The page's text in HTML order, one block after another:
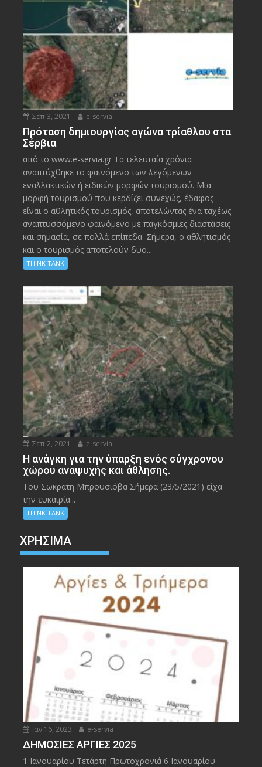
Σεπ 3, 2021 e-servia
Πρόταση δημιουργίας αγώνα τρίαθλου στα
Σέρβια
από το www.e-servia.gr Τα τελευταία χρόνια
αναπτύχθηκε το φαινόμενο των λεγόμενων
εναλλακτικών ή ειδικών μορφών τουρισμού. Μια
μορφή τουρισμού που κερδίζει συνεχώς, έδαφος
είναι ο αθλητικός τουρισμός, αποτελώντας ένα ταχέως
αναπτυσσόμενο φαινόμενο με παγκόσμιες διαστάσεις
και σημασία, σε πολλά επίπεδα. Σήμερα, ο αθλητισμός
και ο τουρισμός αποτελούν δύο...
THINK TANK
Σεπ 2, 2021 e-servia
Η ανάγκη για την ύπαρξη ενός σύγχρονου
χώρου αναψυχής και άθλησης.
Του Σωκράτη Μπρουσιόβα Σήμερα (23/5/2021) είχα
την ευκαιρία...
THINK TANK
ΧΡΉΣΙΜΑ
Ιαν 16, 2023 e-servia
ΔΗΜΟΣΙΕΣ ΑΡΓΙΕΣ 2025
1 Ιανουαρίου Τετάρτη Πρωτοχρονιά 6 Ιανουαρίου